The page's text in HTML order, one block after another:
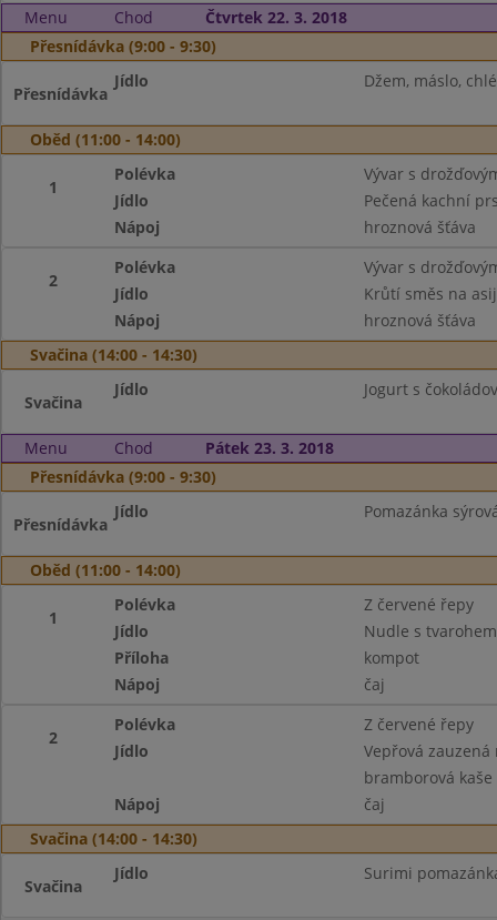
Menu Chod
Čtvrtek 22. 3. 2018
Přesnídávka (9:00 - 9:30)
Přesnídávka
Jídlo Džem, máslo,
Oběd (11:00 - 14:00)
1
Polévka
Vývar s
Jídlo
Pečená kachní
Nápoj
hroznová šťáva
2
Polévka
Vývar s
Jídlo
Krůtí směs na
Nápoj
hroznová šťáva
Svačina (14:00 - 14:30)
Svačina
Jídlo Jogurt s
Menu Chod
Pátek 23. 3. 2018
Přesnídávka (9:00 - 9:30)
Přesnídávka
Jídlo Pomazánka
Oběd (11:00 - 14:00)
1
Polévka
Z červené řepy
Jídlo
Nudle s tvarohem
Příloha
kompot
Nápoj
čaj
2
Polévka
Z červené řepy
Jídlo
Vepřová
bramborová kaše
Nápoj
čaj
Svačina (14:00 - 14:30)
Svačina
Jídlo Surimi